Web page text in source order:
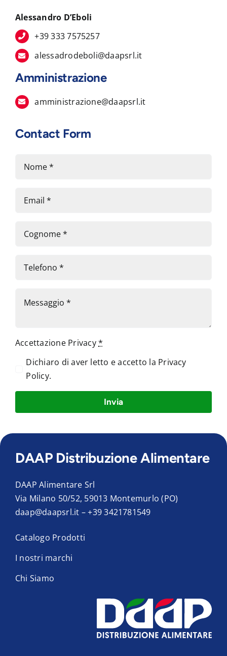
Alessandro D’Eboli
+39 333 7575257
alessadrodeboli@daapsrl.it
Amministrazione
amministrazione@daapsrl.it
Contact Form
Accettazione Privacy*
Dichiaro di aver letto e accetto la Privacy
Policy.
Invia
DAAP Distribuzione Alimentare
DAAP Alimentare Srl
Via Milano 50/52, 59013 Montemurlo (PO)
daap@daapsrl.it –+39 3421781549
Catalogo Prodotti
I nostri marchi
Chi Siamo